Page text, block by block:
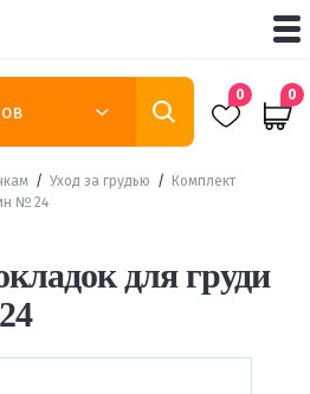
0 0
/ Уход за грудью /
Комплект
№ 24
для груди